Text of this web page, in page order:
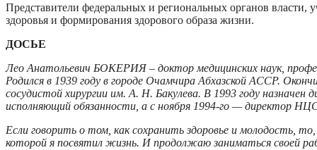
Представители федеральных и региональных органов
здоровья и формирования здорового образа жизни.
ДОСЬЕ
Лео Анатольевич БОКЕРИЯ – доктор медицинских наук,
Родился в 1939 году в городе Очамчира Абхазской АССР.
сосудистой хирургии им. А. Н. Бакулева. В 1993 году
исполняющий обязанности, а с ноября 1994-го — директор
Если говорить о том, как сохранить здоровье и молодость,
которой я посвятил жизнь. И продолжаю заниматься своей